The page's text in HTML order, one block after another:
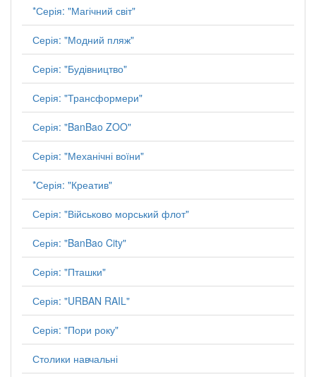
*Серія: "Магічний світ"
Серія: "Модний пляж"
Серія: "Будівництво"
Серія: "Трансформери"
Серія: "BanBao ZOO"
Серія: "Механічні воїни"
*Серія: "Креатив"
Серія: "Військово морський флот"
Серія: "BanBao City"
Серія: "Пташки"
Серія: "URBAN RAIL"
Серія: "Пори року"
Столики навчальні